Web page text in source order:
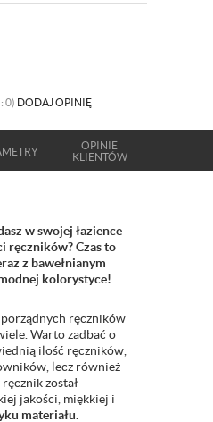
0) DODAJ OPINIĘ
OPINIE
KLIENTÓW
w swojej łazience
ręczników? Czas to
z bawełnianym
kolorystyce!
porządnych ręczników
Warto zadbać o
ilość ręczników,
lecz również
został
jakości, miękkiej i
materiału.